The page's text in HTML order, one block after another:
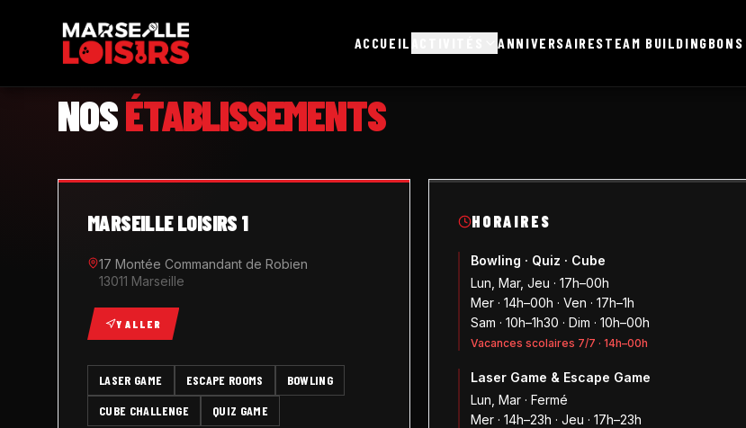
ACCUEIL ANNIVERSAIRESTEAM BUILDING
NOSÉTABLISSEMENTS
MARSEILLE LOISIRS 1
17 Montée Commandant de Robien
13011 Marseille
Y ALLER
LASER GAME ESCAPE ROOMS
BOWLING
CUBE CHALLENGE
QUIZ GAME
HORAIRES
Bowling · Quiz · Cube
Lun, Mar, Jeu · 17h–00h
Mer · 14h–00h · Ven · 17h–1h
Sam · 10h–1h30 · Dim · 10h–00h
Vacances scolaires 7/7 · 14h–00h
Laser Game & Escape Game
Lun, Mar · Fermé
Mer · 14h–23h · Jeu · 17h–23h